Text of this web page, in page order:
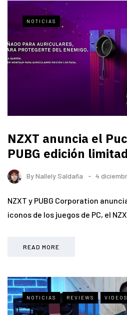
NOTICIAS
NZXT anuncia el
PUBG edición
ByNallely Saldaña 4
NZXT y PUBG Corporation
iconos de los juegos de PC, el
READ MORE
NOTICIAS REVIEWS VIDEOS